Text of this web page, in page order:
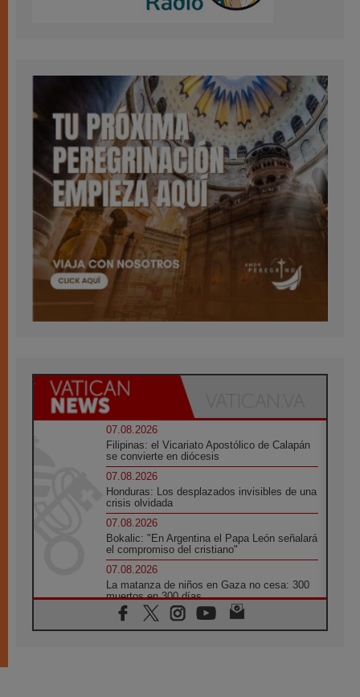
07.08.2026
Filipinas: el Vicariato Apostólico de Calapán
se convierte en diócesis
07.08.2026
Honduras: Los desplazados invisibles de una
crisis olvidada
07.08.2026
Bokalic: "En Argentina el Papa León señalará
el compromiso del cristiano"
07.08.2026
La matanza de niños en Gaza no cesa: 300
muertos en 300 días
07.08.2026
Tagle: La guerra desfigura el mundo, solo la